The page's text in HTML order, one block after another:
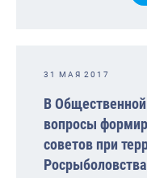
31 МАЯ 2017
В
вопросы
советов при
Росрыболовства